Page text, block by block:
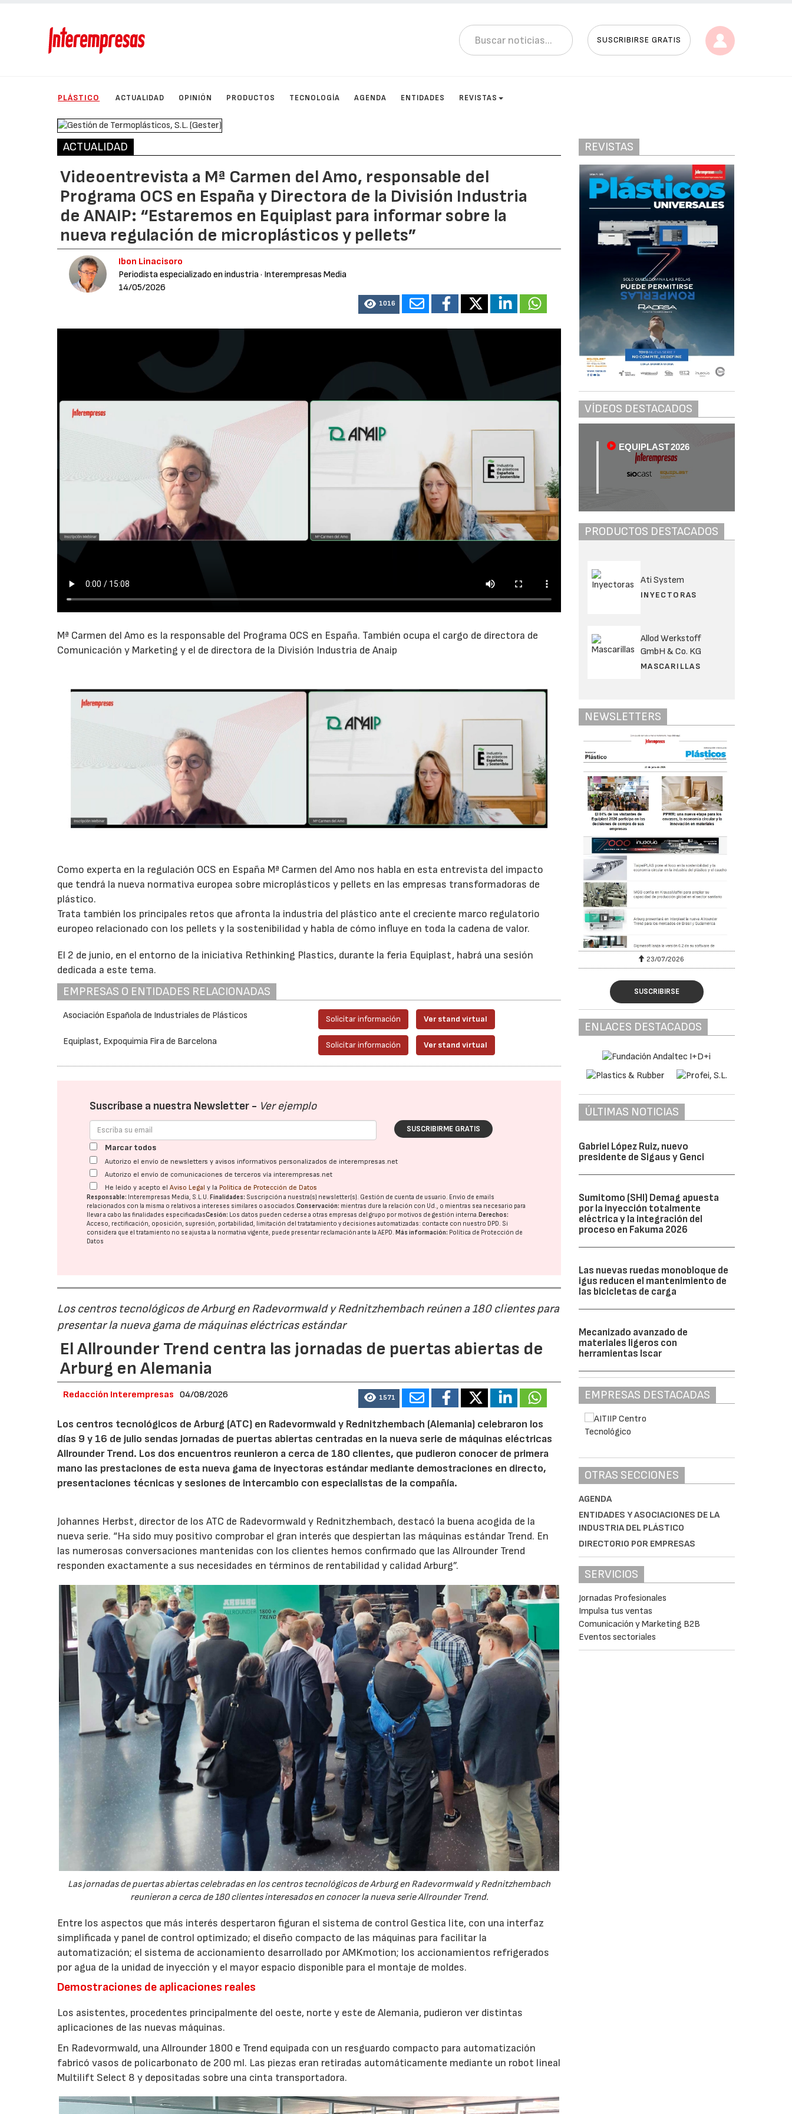
SUSCRIBIRSE GRATIS
PLÁSTICO ACTUALIDAD OPINIÓN PRODUCTOS TECNOLOGÍA AGENDA ENTIDADES REVISTAS
ACTUALIDAD
Videoentrevista a Mª Carmen del Amo, responsable del
Programa OCS en España y Directora de la División Industria
de ANAIP: “Estaremos en Equiplast para informar sobre la
nueva regulación de microplásticos y pellets”
Ibon Linacisoro
Periodista especializado en industria· Interempresas Media
14/05/2026
1016
Mª Carmen del Amo es la responsable del Programa OCS en España. También ocupa el cargo de directora de
Comunicación y Marketing y el de directora de la División Industria de Anaip
Como experta en la regulación OCS en España Mª Carmen del Amo nos habla en esta entrevista del impacto
que tendrá la nueva normativa europea sobre microplásticos y pellets en las empresas transformadoras de
plástico.
Trata también los principales retos que afronta la industria del plástico ante el creciente marco regulatorio
europeo relacionado con los pellets y la sostenibilidad y habla de cómo influye en toda la cadena de valor.
El 2 de junio, en el entorno de la iniciativa Rethinking Plastics, durante la feria Equiplast, habrá una sesión
dedicada a este tema.
EMPRESAS O ENTIDADES RELACIONADAS
Asociación Española de Industriales de Plásticos Solicitar información Ver stand virtual
Equiplast, Expoquimia Fira de Barcelona Solicitar información Ver stand virtual
Suscríbase a nuestra Newsletter - Ver ejemplo
SUSCRIBIRME GRATIS
Marcar todos
Autorizo el envío de newsletters y avisos informativos personalizados de interempresas.net
Autorizo el envío de comunicaciones de terceros vía interempresas.net
He leído y acepto elAviso Legal y la Política de Protección de Datos
Responsable: Interempresas Media, S.L.U.Finalidades: Suscripción a nuestra(s) newsletter(s). Gestión de cuenta de usuario. Envío de emails
relacionados con la misma o relativos a intereses similares o asociados.Conservación: mientras dure la relación con Ud., o mientras sea necesario para
llevar a cabo las finalidades especificadasCesión: Los datos pueden cederse a otras empresas del grupo por motivos de gestión interna.Derechos:
Acceso, rectificación, oposición, supresión, portabilidad, limitación del tratatamiento y decisiones automatizadas: contacte con nuestro DPD. Si
considera que el tratamiento no se ajusta a la normativa vigente, puede presentar reclamación ante laAEPD.Más información: Política de Protección de
Datos
Los centros tecnológicos de Arburg en Radevormwald y Rednitzhembach reúnen a 180 clientes para
presentar la nueva gama de máquinas eléctricas estándar
El Allrounder Trend centra las jornadas de puertas abiertas de
Arburg en Alemania
Redacción Interempresas 04/08/2026 1571
Los centros tecnológicos de Arburg (ATC) en Radevormwald y Rednitzhembach (Alemania) celebraron los
días 9 y 16 de julio sendas jornadas de puertas abiertas centradas en la nueva serie de máquinas eléctricas
Allrounder Trend. Los dos encuentros reunieron a cerca de 180 clientes, que pudieron conocer de primera
mano las prestaciones de esta nueva gama de inyectoras estándar mediante demostraciones en directo,
presentaciones técnicas y sesiones de intercambio con especialistas de la compañía.
Johannes Herbst, director de los ATC de Radevormwald y Rednitzhembach, destacó la buena acogida de la
nueva serie. “Ha sido muy positivo comprobar el gran interés que despiertan las máquinas estándar Trend. En
las numerosas conversaciones mantenidas con los clientes hemos confirmado que las Allrounder Trend
responden exactamente a sus necesidades en términos de rentabilidad y calidad Arburg”.
Las jornadas de puertas abiertas celebradas en los centros tecnológicos de Arburg en Radevormwald y Rednitzhembach
reunieron a cerca de 180 clientes interesados en conocer la nueva serie Allrounder Trend.
Entre los aspectos que más interés despertaron figuran el sistema de control Gestica lite, con una interfaz
simplificada y panel de control optimizado; el diseño compacto de las máquinas para facilitar la
automatización; el sistema de accionamiento desarrollado por AMKmotion; los accionamientos refrigerados
por agua de la unidad de inyección y el mayor espacio disponible para el montaje de moldes.
Demostraciones de aplicaciones reales
Los asistentes, procedentes principalmente del oeste, norte y este de Alemania, pudieron ver distintas
aplicaciones de las nuevas máquinas.
En Radevormwald, una Allrounder 1800 e Trend equipada con un resguardo compacto para automatización
fabricó vasos de policarbonato de 200 ml. Las piezas eran retiradas automáticamente mediante un robot lineal
Multilift Select 8 y depositadas sobre una cinta transportadora.
REVISTAS
VÍDEOS DESTACADOS
EQUIPLAST 2026
PRODUCTOS DESTACADOS
Ati System
INYECTORAS
Allod Werkstoff
GmbH & Co. KG
MASCARILLAS
NEWSLETTERS
23/07/2026 30/07/2026 23/07/2026
SUSCRIBIRSE
ENLACES DESTACADOS
ÚLTIMAS NOTICIAS
Gabriel López Ruiz, nuevo
presidente de Sigaus y Genci
Sumitomo (SHI) Demag apuesta
por la inyección totalmente
eléctrica y la integración del
proceso en Fakuma 2026
Las nuevas ruedas monobloque de
igus reducen el mantenimiento de
las bicicletas de carga
Mecanizado avanzado de
materiales ligeros con
herramientas Iscar
EMPRESAS DESTACADAS
OTRAS SECCIONES
AGENDA
ENTIDADES Y ASOCIACIONES DE LA
INDUSTRIA DEL PLÁSTICO
DIRECTORIO POR EMPRESAS
SERVICIOS
Jornadas Profesionales
Impulsa tus ventas
Comunicación y Marketing B2B
Eventos sectoriales